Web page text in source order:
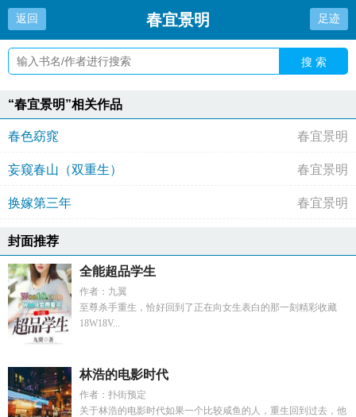
返回 春宜景明 足迹
搜 索
“春宜景明”相关作品
春色窈窕 春宜景明
妄窥春山（双重生） 春宜景明
换嫁第三年 春宜景明
封面推荐
全能超品学生
作者：九翼
至尊杀手重生，恰好回到了正在向女生表白的那一刻精彩收藏
18W18V...
林浩的电影时代
作者：扑街预定
关于林浩的电影时代如果一个比较咸鱼的人，重生回到过去，他